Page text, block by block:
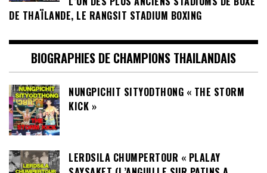
DE THAÏLANDE, LE RANGSIT STADIUM BOXING
BIOGRAPHIES DE CHAMPIONS THAILANDAIS
NUNGPICHIT SITYODTHONG « THE STORM
KICK »
LERDSILA CHUMPERTOUR « PLALAY